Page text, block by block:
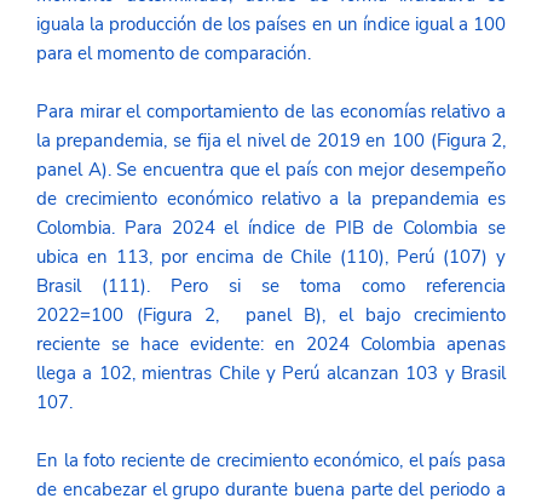
iguala la producción de los países en un índice igual a 100
para el momento de comparación.
Para mirar el comportamiento de las economías relativo a
la prepandemia, se fija el nivel de 2019 en 100 (Figura 2,
panel A). Se encuentra que el país con mejor desempeño
de crecimiento económico relativo a la prepandemia es
Colombia. Para 2024 el índice de PIB de Colombia se
ubica en 113, por encima de Chile (110), Perú (107) y
Brasil (111). Pero si se toma como referencia
2022=100 (Figura 2,  panel B), el bajo crecimiento
reciente se hace evidente: en 2024 Colombia apenas
llega a 102, mientras Chile y Perú alcanzan 103 y Brasil
107.
En la foto reciente de crecimiento económico, el país pasa
de encabezar el grupo durante buena parte del periodo a